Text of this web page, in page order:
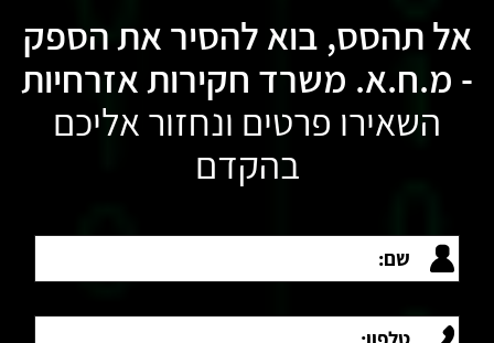
אל תהסס, בוא להסיר את הספק
- מ.ח.א. משרד חקירות אזרחיות
השאירו פרטים ונחזור אליכם
בהקדם
שם:
טלפון: